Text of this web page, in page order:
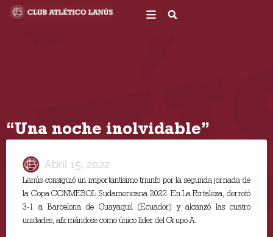
“Una noche inolvidable”
Abril 15, 2022
Lanús consiguió un importantísimo triunfo por la segunda jornada de
la Copa CONMEBOL Sudamericana 2022. En La Fortaleza, derrotó
3-1 a Barcelona de Guayaquil (Ecuador) y alcanzó las cuatro
unidades, afirmándose como único líder del Grupo A.